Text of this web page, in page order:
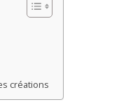
créations